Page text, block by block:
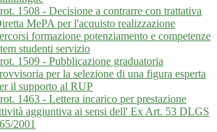
1508 - Decisione a contrarre con trattativa
MePA per l'acquisto realizzazione
formazione potenziamento e competenze
studenti servizio
1509 - Pubblicazione graduatoria
per la selezione di una figura esperta
il supporto al RUP
1463 - Lettera incarico per prestazione
aggiuntiva ai sensi dell' Ex Art. 53 DLGS
2001